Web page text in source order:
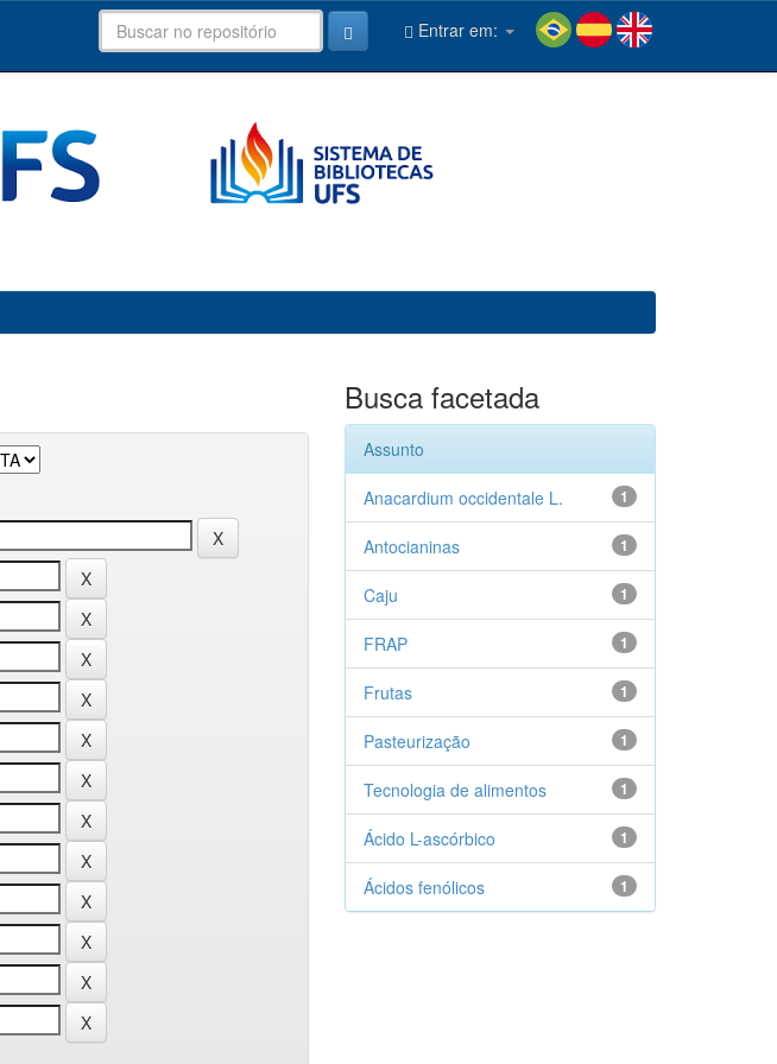
Entrar em:
Busca facetada
Assunto
1
Anacardium occidentale L.
1
Antocianinas
1
Caju
1
FRAP
1
Frutas
1
Pasteurização
1
Tecnologia de alimentos
1
Ácido L-ascórbico
1
Ácidos fenólicos